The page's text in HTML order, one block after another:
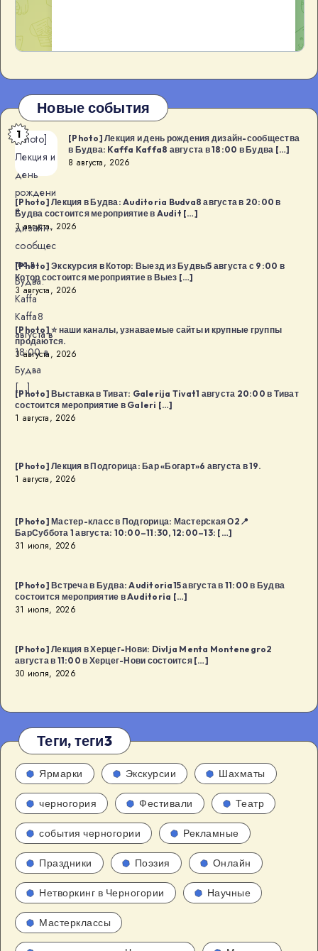
Новые события
[Photo]
Лекция и
день
рождени
я
дизайн-
сообщес
тва в
Будва:
Kaffa
Kaffa8
августа в
18:00 в
Будва
[…]
1
[Photo] Лекция и день рождения дизайн-сообщества
в Будва: Kaffa Kaffa8 августа в 18:00 в Будва […]
8 августа, 2026
[Photo] Лекция в Будва: Auditoria Budva8 августа в 20:00 в
Будва состоится мероприятие в Audit […]
3 августа, 2026
[Photo] Экскурсия в Котор: Выезд из Будвы5 августа с 9:00 в
Котор состоится мероприятие в Выез […]
3 августа, 2026
[Photo] ⭐️ наши каналы, узнаваемые сайты и крупные группы
продаются.
3 августа, 2026
[Photo] Выставка в Тиват: Galerija Tivat1 августа 20:00 в Тиват
состоится мероприятие в Galeri […]
1 августа, 2026
[Photo] Лекция в Подгорица: Бар «Богарт»6 августа в 19.
1 августа, 2026
[Photo] Мастер-класс в Подгорица: Мастерская О2📍
БарСуббота 1 августа: 10:00–11:30, 12:00–13: […]
31 июля, 2026
[Photo] Встреча в Будва: Auditoria15 августа в 11:00 в Будва
состоится мероприятие в Auditoria […]
31 июля, 2026
[Photo] Лекция в Херцег-Нови: Divlja Menta Montenegro2
августа в 11:00 в Херцег-Нови состоится […]
30 июля, 2026
Теги, теги3
Ярмарки Экскурсии Шахматы
черногория Фестивали Театр
события черногории Рекламные
Праздники Поэзия Онлайн
Нетворкинг в Черногории Научные
Мастерклассы